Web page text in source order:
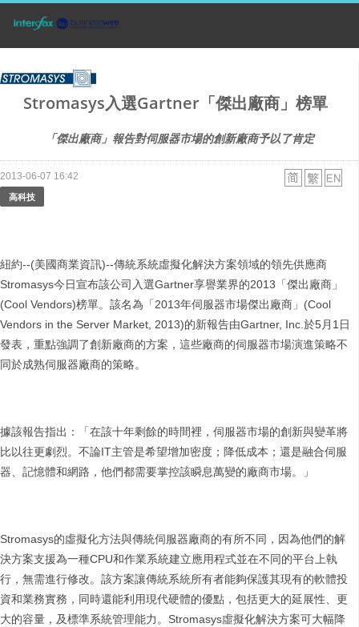
Stromasys入選Gartner「傑出廠商」榜單
「傑出廠商」報告對伺服器市場的創新廠商予以了肯定
2013-06-07 16:42
高科技
紐約--(美國商業資訊)--傳統系統虛擬化解決方案領域的領先供應商
Stromasys今日宣布該公司入選Gartner享譽業界的2013「傑出廠商」
(Cool Vendors)榜單。該名為「2013年伺服器市場傑出廠商」(Cool
Vendors in the Server Market, 2013)的新報告由Gartner, Inc.於5月1日
發表，重點強調了創新廠商的方案，這些廠商的伺服器市場演進策略不
同於成熟伺服器廠商的策略。
據該報告指出：「在該十年剩餘的時間裡，伺服器市場的創新與變革將
比以往更劇烈。不論IT主管是希望增加密度；降低成本；還是融合伺服
器、記憶體和網路，他們都需要掌控該瞬息萬變的廠商市場。」
Stromasys的虛擬化方法與傳統伺服器廠商的有所不同，因為他們的解
決方案支援為一種CPU和作業系統建立應用程式並在不同的平台上執
行，無需進行修改。該方案讓傳統系統所有者能夠保護其現有的軟體投
資和業務實務，同時還能利用現代硬體的優點，包括更大的延展性、更
大的容量，及標準系統管理能力。Stromasys虛擬化解決方案可大幅降